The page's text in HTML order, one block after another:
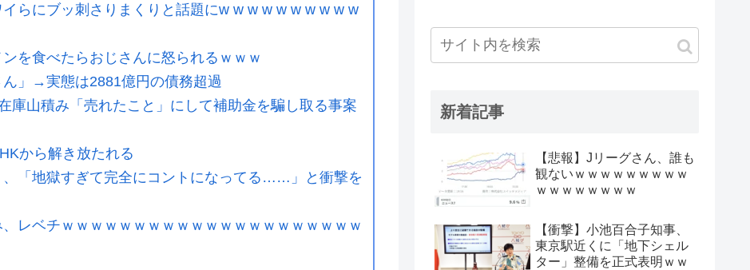
らにブッ刺さりまくりと話題にw w w w w w w w w w
を食べたらおじさんに怒られるｗｗｗ
」→実態は2881億円の債務超過
庫山積み「売れたこと」にして補助金を騙し取る事案
から解き放たれる
、「地獄すぎて完全にコントになってる……」と衝撃を
レベチｗｗｗｗｗｗｗｗｗｗｗｗｗｗｗｗｗｗｗｗｗ
新着記事
【悲報】Jリーグさん、誰も
観ないｗｗｗｗｗｗｗｗｗ
ｗｗｗｗｗｗｗｗ
【衝撃】小池百合子知事、
東京駅近くに「地下シェル
ター」整備を正式表明ｗｗ